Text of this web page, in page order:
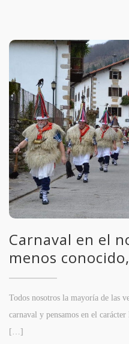
Carnaval en el
menos
Todos nosotros la mayoría de las
carnaval y pensamos en el
[…]